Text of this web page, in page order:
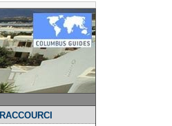
RACCOURCI